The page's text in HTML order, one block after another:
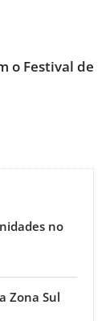
o Festival de
no
Zona Sul